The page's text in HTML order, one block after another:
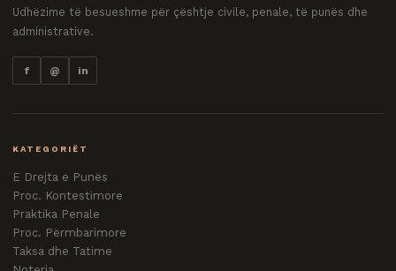
Udhëzime të besueshme për çështje civile, penale, të punës dhe
administrative.
f @ in
KATEGORIËT
E Drejta e Punës
Proc. Kontestimore
Praktika Penale
Proc. Përmbarimore
Taksa dhe Tatime